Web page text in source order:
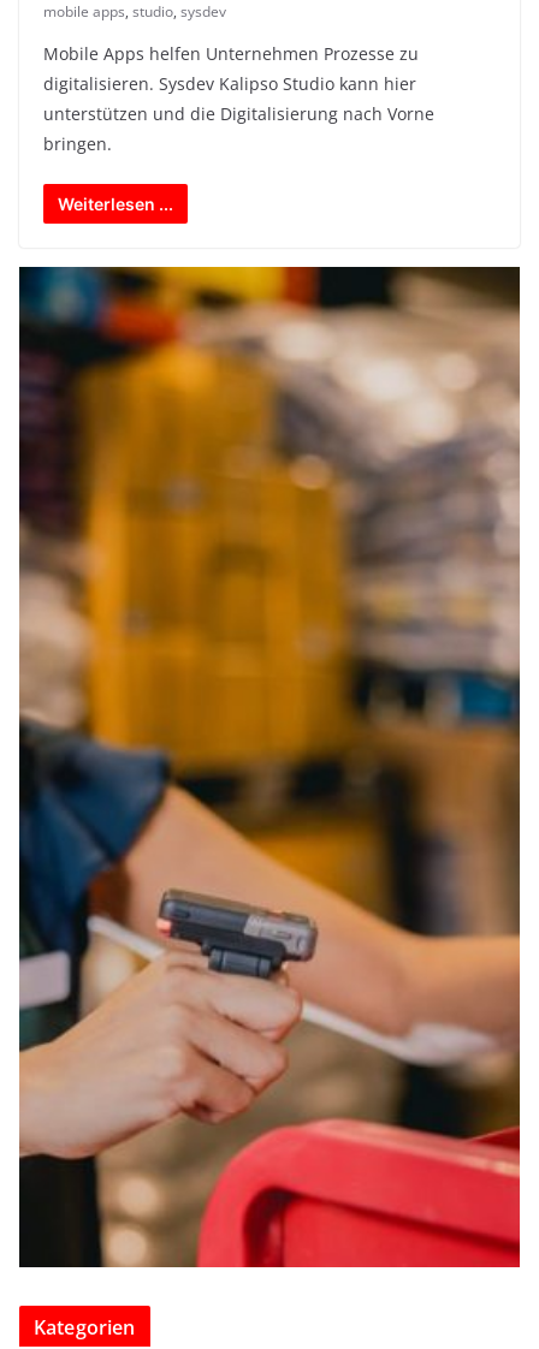
mobile apps, studio, sysdev
Mobile Apps helfen Unternehmen Prozesse zu
digitalisieren. Sysdev Kalipso Studio kann hier
unterstützen und die Digitalisierung nach Vorne
bringen.
Weiterlesen ...
Kategorien